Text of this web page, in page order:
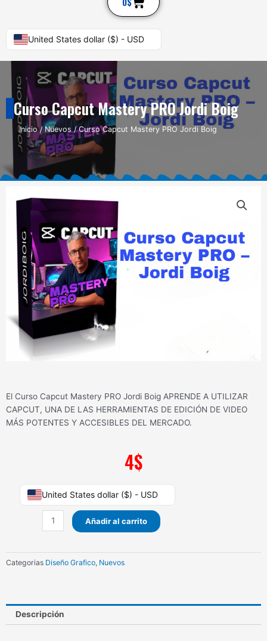
United States dollar ($) - USD
Curso Capcut Mastery PRO Jordi Boig
Inicio/Nuevos/ Curso Capcut Mastery PRO Jordi Boig
El Curso Capcut Mastery PRO Jordi Boig APRENDE A UTILIZAR
CAPCUT, UNA DE LAS HERRAMIENTAS DE EDICIÓN DE VIDEO
MÁS POTENTES Y ACCESIBLES DEL MERCADO.
4$
United States dollar ($) - USD
Curso
Capcut
Boig
cantidad
Añadir al carrito
Categorias Diseño Grafico, Nuevos
Descripción